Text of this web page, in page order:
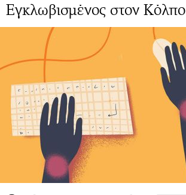
Εγκλωβισμένος στον Κόλπο